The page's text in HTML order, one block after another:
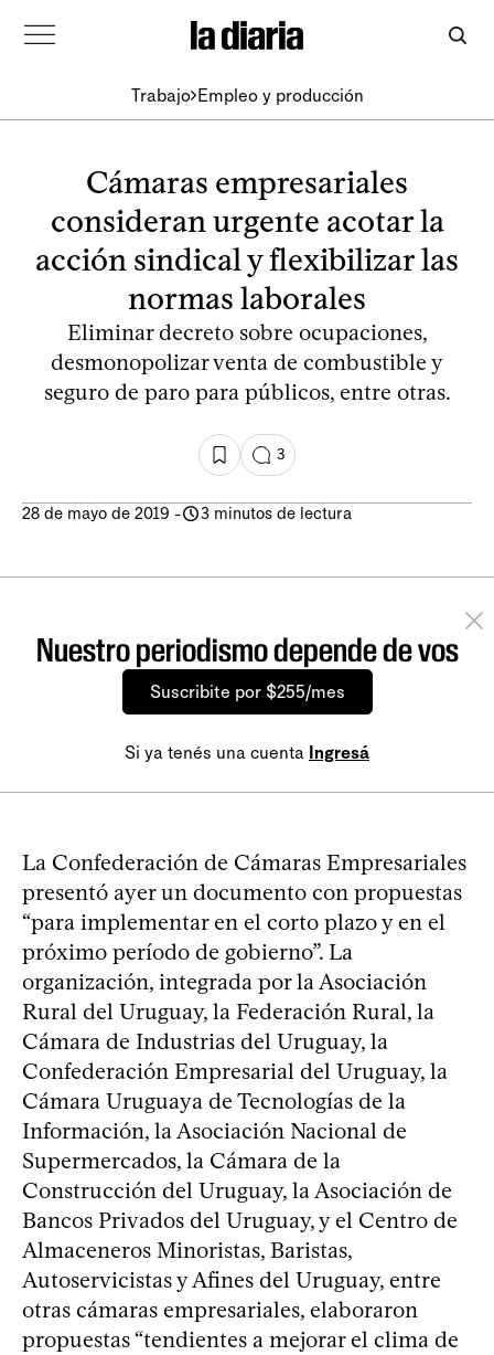
Trabajo Empleo y producción
Cámaras empresariales
consideran urgente acotar la
acción sindical y flexibilizar las
normas laborales
Eliminar decreto sobre ocupaciones,
desmonopolizar venta de combustible y
seguro de paro para públicos, entre otras.
3
28 de mayo de 2019 - 3 minutos de lectura
Nuestro periodismo depende de vos
Suscribite por $255/mes
Si ya tenés una cuenta Ingresá
La Confederación de Cámaras Empresariales
presentó ayer un documento con propuestas
“para implementar en el corto plazo y en el
próximo período de gobierno”. La
organización, integrada por la Asociación
Rural del Uruguay, la Federación Rural, la
Cámara de Industrias del Uruguay, la
Confederación Empresarial del Uruguay, la
Cámara Uruguaya de Tecnologías de la
Información, la Asociación Nacional de
Supermercados, la Cámara de la
Construcción del Uruguay, la Asociación de
Bancos Privados del Uruguay, y el Centro de
Almaceneros Minoristas, Baristas,
Autoservicistas y Afines del Uruguay, entre
otras cámaras empresariales, elaboraron
propuestas “tendientes a mejorar el clima de